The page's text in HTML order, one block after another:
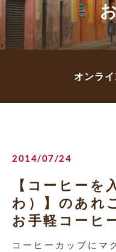
オンラ
2014/07/24
【コーヒーを
わ）】のあ
お手軽コーヒ
コーヒーカップにマ